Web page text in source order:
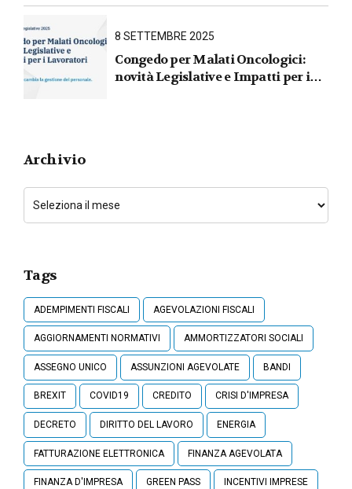
31 marzo 2026
8 SETTEMBRE 2025
Congedo per Malati Oncologici:
novità Legislative e Impatti per i
Archivio
Tags
ADEMPIMENTI FISCALI AGEVOLAZIONI FISCALI
AGGIORNAMENTI NORMATIVI AMMORTIZZATORI SOCIALI
ASSEGNO UNICO ASSUNZIONI AGEVOLATE BANDI
BREXIT COVID19 CREDITO CRISI D'IMPRESA
DECRETO DIRITTO DEL LAVORO ENERGIA
FATTURAZIONE ELETTRONICA FINANZA AGEVOLATA
FINANZA D'IMPRESA GREEN PASS INCENTIVI IMPRESE